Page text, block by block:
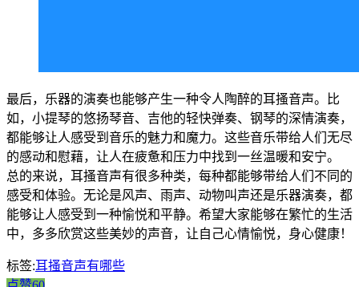
最后，乐器的演奏也能够产生一种令人陶醉的耳搔音声。比
如，小提琴的悠扬琴音、吉他的轻快弹奏、钢琴的深情演奏，
都能够让人感受到音乐的魅力和魔力。这些音乐带给人们无尽
的感动和慰藉，让人在疲惫和压力中找到一丝温暖和安宁。
总的来说，耳搔音声有很多种类，每种都能够带给人们不同的
感受和体验。无论是风声、雨声、动物叫声还是乐器演奏，都
能够让人感受到一种愉悦和平静。希望大家能够在繁忙的生活
中，多多欣赏这些美妙的声音，让自己心情愉悦，身心健康！
标签:耳搔音声有哪些